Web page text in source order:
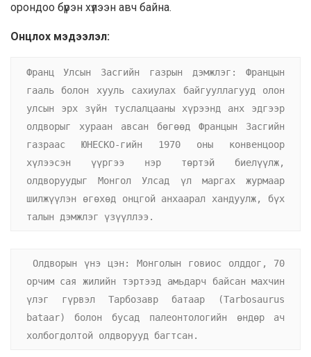
орондоо бүрэн хүлээн авч байна.
Онцлох мэдээлэл:
Франц Улсын Засгийн газрын дэмжлэг: Францын
гааль болон хууль сахиулах байгууллагууд олон
улсын эрх зүйн туслалцааны хүрээнд анх эдгээр
олдворыг хураан авсан бөгөөд Францын Засгийн
газраас ЮНЕСКО-гийн 1970 оны конвенцоор
хүлээсэн үүргээ нэр төртэй биелүүлж,
олдворуудыг Монгол Улсад үл маргах журмаар
шилжүүлэн өгөхөд онцгой анхаарал хандуулж, бүх
талын дэмжлэг үзүүллээ.
Олдворын үнэ цэн: Монголын говиос олддог, 70
орчим сая жилийн тэртээд амьдарч байсан махчин
үлэг гүрвэл Тарбозавр батаар (Tarbosaurus
bataar) болон бусад палеонтологийн өндөр ач
холбогдолтой олдворууд багтсан.